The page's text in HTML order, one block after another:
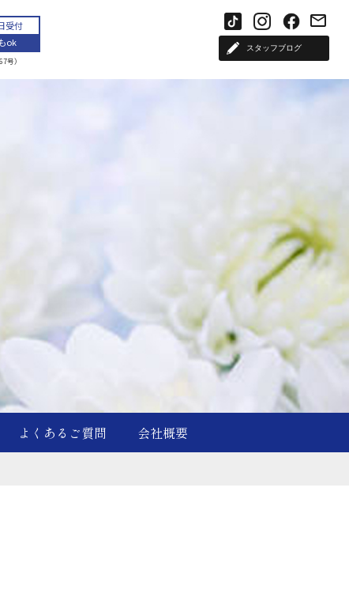
受付
ok
号）
スタッフブログ
よくあるご質問 会社概要